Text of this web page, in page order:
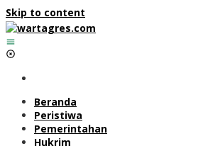
Skip to content
Beranda
Peristiwa
Pemerintahan
Hukrim